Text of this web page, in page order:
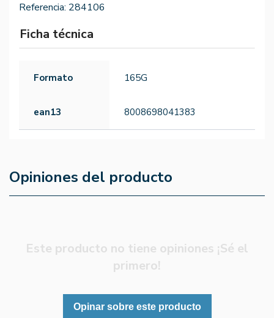
Referencia: 284106
Ficha técnica
Formato 165G
ean13 8008698041383
Opiniones del producto
Este producto no tiene opiniones ¡Sé el
primero!
Opinar sobre este producto